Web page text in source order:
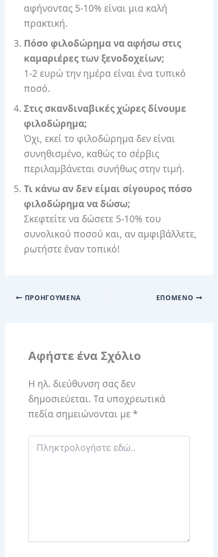
αφήνοντας 5-10% είναι μια καλή
πρακτική.
Πόσο φιλοδώρημα να αφήσω στις
καμαριέρες των ξενοδοχείων;
1-2 ευρώ την ημέρα είναι ένα τυπικό
ποσό.
Στις σκανδιναβικές χώρες δίνουμε
φιλοδώρημα;
Όχι, εκεί το φιλοδώρημα δεν είναι
συνηθισμένο, καθώς το σέρβις
περιλαμβάνεται συνήθως στην τιμή.
Τι κάνω αν δεν είμαι σίγουρος πόσο
φιλοδώρημα να δώσω;
Σκεφτείτε να δώσετε 5-10% του
συνολικού ποσού και, αν αμφιβάλλετε,
ρωτήστε έναν τοπικό!
ΠΡΟΗΓΟΎΜΕΝΑ ΕΠΌΜΕΝΟ
Αφήστε ένα Σχόλιο
Η ηλ. διεύθυνση σας δεν
δημοσιεύεται. Τα υποχρεωτικά
πεδία σημειώνονται με *
Πληκτρολογήστε
εδώ..